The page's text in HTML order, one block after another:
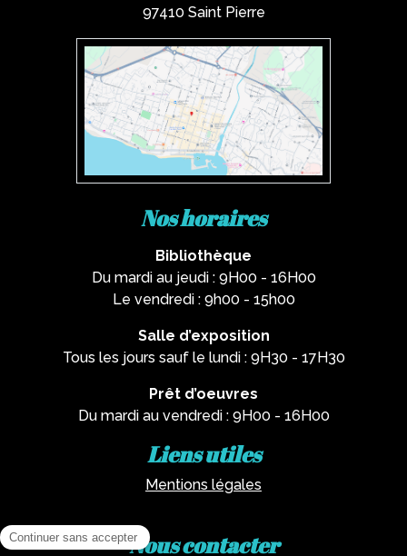
97410 Saint Pierre
Nos horaires
Bibliothèque
Du mardi au jeudi : 9H00 - 16H00
Le vendredi : 9h00 - 15h00
Salle d’exposition
Tous les jours sauf le lundi : 9H30 - 17H30
Prêt d’oeuvres
Du mardi au vendredi : 9H00 - 16H00
Liens utiles
Mentions légales
Nous contacter